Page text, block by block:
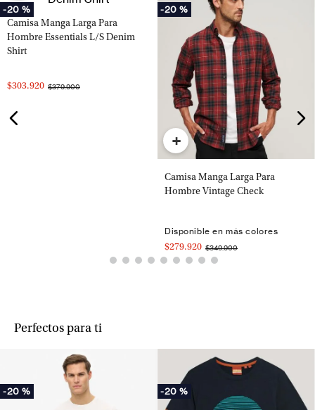
-20 %
Camisa Manga Larga Para
Hombre Essentials L/S Denim
Shirt
$303.920 $379.900
-20 %
+
Camisa Manga Larga Para
Hombre Vintage Check
Disponible en más colores
$279.920 $349.900
Perfectos para ti
-20 % -20 %